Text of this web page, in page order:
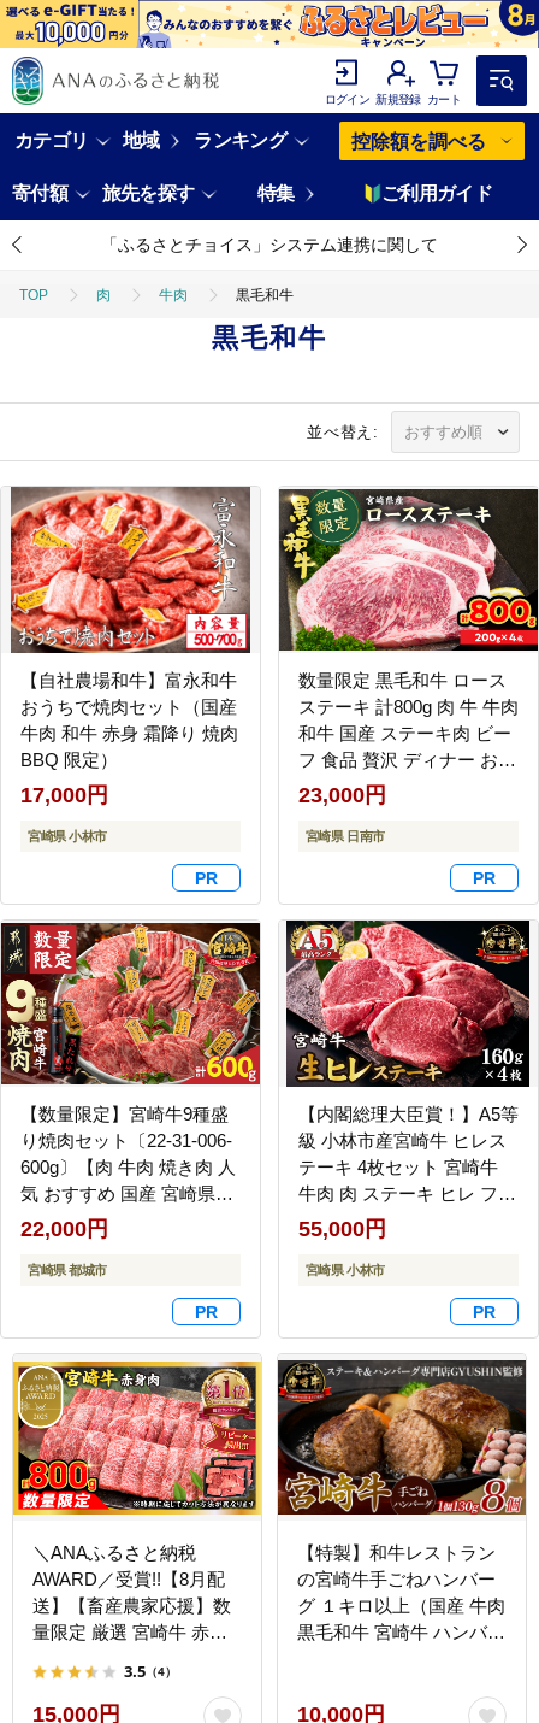
ログイン 新規登録 カート
カテゴリ 地域 ランキング 控除額を調べる
寄付額 旅先を探す 特集 ご利用ガイド
「ふるさとチョイス」システム連携に関して
TOP 肉 牛肉 黒毛和牛
黒毛和牛
並べ替え:
【自社農場和牛】富永和牛
おうちで焼肉セット（国産
牛肉 和牛 赤身 霜降り 焼肉
BBQ 限定）
17,000円
宮崎県 小林市
数量限定 黒毛和牛 ロース
ステーキ 計800g 肉 牛 牛肉
和牛 国産 ステーキ肉 ビー
フ 食品 贅沢 ディナー おか
ず 晩ご飯 食べ応え 赤身 焼
肉 鉄板焼き BBQ バーベキ
ュー おすすめ 小分け ギフ
ト 贈り物 贈答 ご褒美 ミヤ
チク 冷凍 宮崎県 日南市 送
料無料_DC26-25
23,000円
宮崎県 日南市
【数量限定】宮崎牛9種盛
り焼肉セット〔22-31-006-
600g〕【肉 牛肉 焼き肉 人
気 おすすめ 国産 宮崎県産
4等級以上 たれ付き】
22,000円
宮崎県 都城市
【内閣総理大臣賞！】A5等
級 小林市産宮崎牛 ヒレス
テーキ 4枚セット 宮崎牛
牛肉 肉 ステーキ ヒレ フィ
レ A5 生 ヒレステーキ 数
量限定 プレミアムシリー
ズ
55,000円
宮崎県 小林市
＼ANAふるさと納税
AWARD／受賞!!【8月配
送】【畜産農家応援】数
量限定 厳選 宮崎牛 赤身
き肉 BBQ 鉄板焼き バー
ベキュー 人気 黒毛和牛
3.5 （4）
15,000円
【特製】和牛レストラン
の宮崎牛手ごねハンバー
グ １キロ以上（国産 牛肉
黒毛和牛 宮崎牛 ハンバー
10,000円